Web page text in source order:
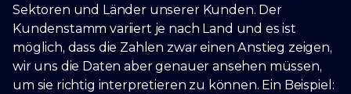
Sektoren und Länder unserer Kunden. Der
Kundenstamm variiert je nach Land und es ist
möglich, dass die Zahlen zwar einen Anstieg zeigen,
wir uns die Daten aber genauer ansehen müssen,
um sie richtig interpretieren zu können. Ein Beispiel: